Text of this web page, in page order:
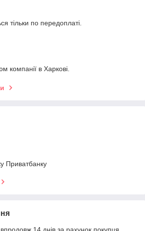
тільки по передоплаті.
компанії в Харкові.
Приватбанку